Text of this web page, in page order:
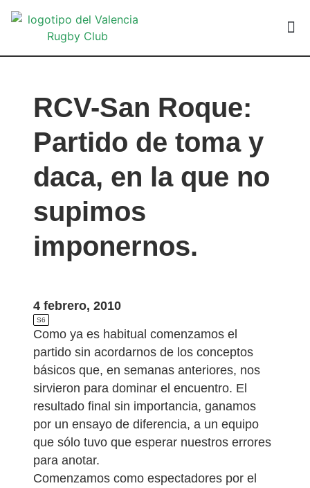
RCV-San Roque:
Partido de toma y
daca, en la que no
supimos
imponernos.
4 febrero, 2010
S6
Como ya es habitual comenzamos el
partido sin acordarnos de los conceptos
básicos que, en semanas anteriores, nos
sirvieron para dominar el encuentro. El
resultado final sin importancia, ganamos
por un ensayo de diferencia, a un equipo
que sólo tuvo que esperar nuestros errores
para anotar.
Comenzamos como espectadores por el